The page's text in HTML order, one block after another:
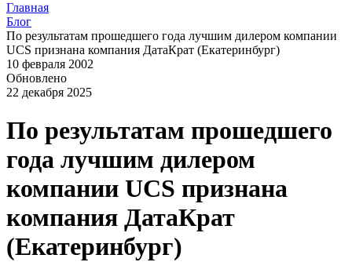
Главная
Блог
По результатам прошедшего года лучшим дилером компании
UCS признана компания ДатаКрат (Екатеринбург)
10 февраля 2002
Обновлено
22 декабря 2025
По результатам прошедшего
года лучшим дилером
компании UCS признана
компания ДатаКрат
(Екатеринбург)